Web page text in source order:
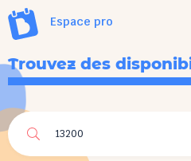
Espace pro
Trouvez des